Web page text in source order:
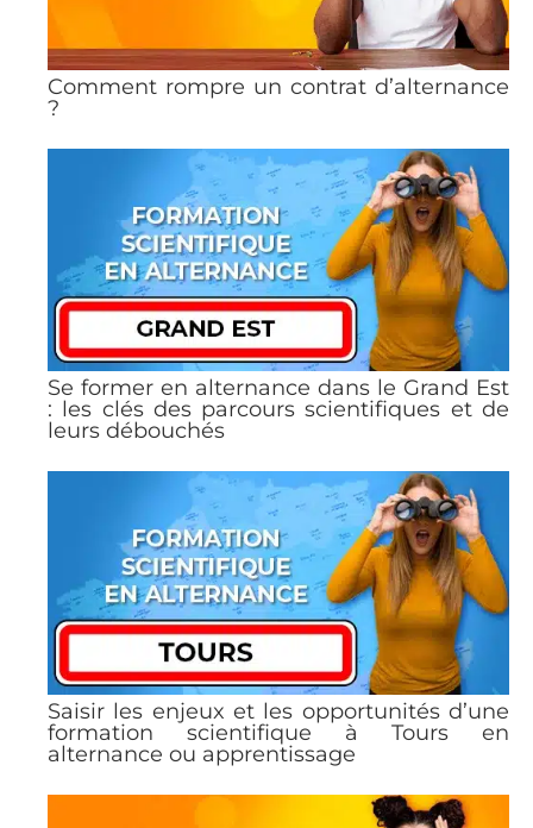
Comment rompre un contrat d’alternance
?
Se former en alternance dans le Grand Est
: les clés des parcours scientifiques et de
leurs débouchés
Saisir les enjeux et les opportunités d’une
formation scientifique à Tours en
alternance ou apprentissage